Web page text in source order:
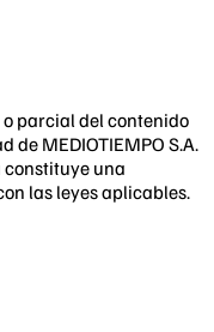
parcial del contenido
de MEDIOTIEMPO S.A.
constituye una
las leyes aplicables.